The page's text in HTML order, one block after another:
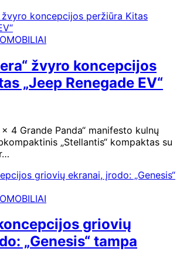
žvyro koncepcijos
„Jeep Renegade EV“
4 Grande Panda“ manifesto kulnų
„Stellantis“ kompaktas su
griovių
„Genesis“ tampa